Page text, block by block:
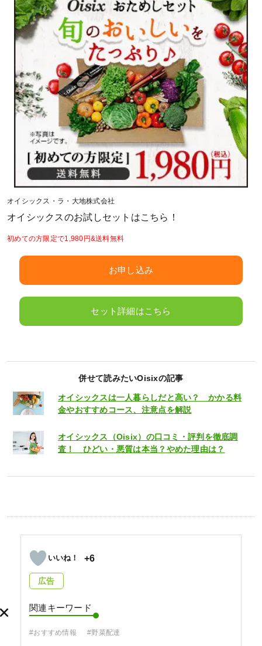
オイシックス・ラ・大地株式会社
オイシックスのお試しセットはこちら！
初めての方限定で1,980円&送料無料
お申し込み
セット詳細はこちら
併せて読みたいOisixの記事
オイシックスは一人暮らしだと高い？ かかる料
金やおすすめコース、注意点を解説
オイシックス（Oisix）の口コミ・評判を徹底調
査！ ひどい・悪質は本当？やめた理由は？
+6
広告
関連キーワード
#おすすめ情報 #野菜配達